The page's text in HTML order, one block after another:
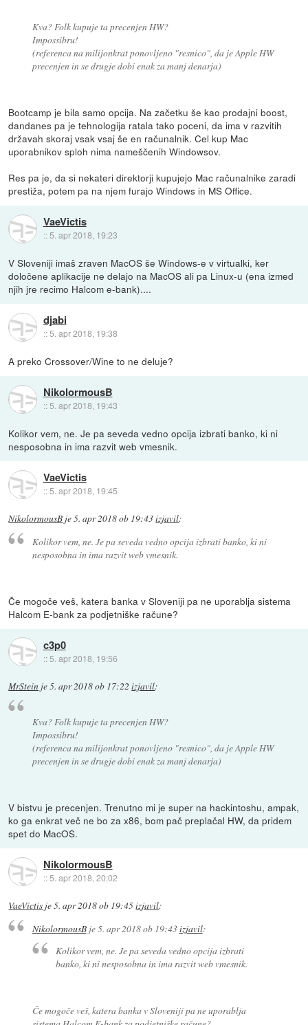
Kva? Folk kupuje ta precenjen HW?
Impossibru!
(referenca na milijonkrat ponovljeno "resnico", da je Apple HW
precenjen in se drugje dobi enak za manj denarja)
Bootcamp je bila samo opcija. Na začetku še kao prodajni boost,
dandanes pa je tehnologija ratala tako poceni, da ima v razvitih
državah skoraj vsak vsaj še en računalnik. Cel kup Mac
uporabnikov sploh nima nameščenih Windowsov.
Res pa je, da si nekateri direktorji kupujejo Mac računalnike zaradi
prestiža, potem pa na njem furajo Windows in MS Office.
VaeVictis
:: 5. apr 2018, 19:23
V Sloveniji imaš zraven MacOS še Windows-e v virtualki, ker
določene aplikacije ne delajo na MacOS ali pa Linux-u (ena izmed
njih jre recimo Halcom e-bank)....
djabi
::5. apr 2018, 19:38
A preko Crossover/Wine to ne deluje?
NikolormousB
:: 5. apr 2018, 19:43
Kolikor vem, ne. Je pa seveda vedno opcija izbrati banko, ki ni
nesposobna in ima razvit web vmesnik.
VaeVictis
::5. apr 2018, 19:45
NikolormousB je5. apr 2018 ob 19:43izjavil:
Kolikor vem, ne. Je pa seveda vedno opcija izbrati banko, ki ni
nesposobna in ima razvit web vmesnik.
Če mogoče veš, katera banka v Sloveniji pa ne uporablja sistema
Halcom E-bank za podjetniške račune?
c3p0
:: 5. apr 2018, 19:56
MrStein je5. apr 2018 ob 17:22 izjavil:
Kva? Folk kupuje ta precenjen HW?
Impossibru!
(referenca na milijonkrat ponovljeno "resnico", da je Apple HW
precenjen in se drugje dobi enak za manj denarja)
V bistvu je precenjen. Trenutno mi je super na hackintoshu, ampak,
ko ga enkrat več ne bo za x86, bom pač preplačal HW, da pridem
spet do MacOS.
NikolormousB
::5. apr 2018, 20:02
VaeVictis je5. apr 2018 ob 19:45izjavil:
NikolormousBje5. apr 2018 ob 19:43izjavil:
Kolikor vem, ne. Je pa seveda vedno opcija izbrati
banko, ki ni nesposobna in ima razvit web vmesnik.
Če mogoče veš, katera banka v Sloveniji pa ne uporablja